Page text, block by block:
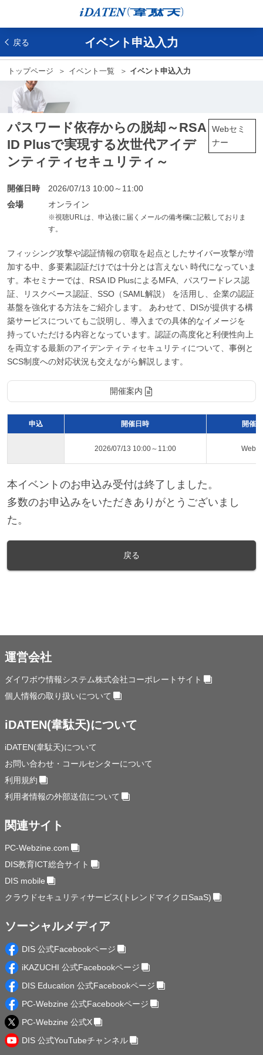
戻る イベント申込入力
トップページ イベント一覧 イベント申込入力
Webセミ
ナー
パスワード依存からの脱却～RSA
ID Plusで実現する次世代アイデ
ンティティセキュリティ～
開催日時
2026/07/13 10:00～11:00
会場
オンライン
※視聴URLは、申込後に届くメールの備考欄に記載しておりま
す。
フィッシング攻撃や認証情報の窃取を起点としたサイバー攻撃が増
加する中、多要素認証だけでは十分とは言えない 時代になっていま
す。本セミナーでは、RSA ID PlusによるMFA、パスワードレス認
証、リスクベース認証、SSO（SAML解説） を活用し、企業の認証
基盤を強化する方法をご紹介します。 あわせて、DISが提供する構
築サービスについてもご説明し、導入までの具体的なイメージを
持っていただける内容となっています。認証の高度化と利便性向上
を両立する最新のアイデンティティセキュリティについて、事例と
SCS制度への対応状況も交えながら解説します。
開催案内
申込 開催日時 開催
2026/07/13 10:00～11:00 Web
本イベントのお申込み受付は終了しました。
多数のお申込みをいただきありがとうございまし
た。
戻る
運営会社
ダイワボウ情報システム株式会社コーポレートサイト
個人情報の取り扱いについて
iDATEN(韋駄天)について
iDATEN(韋駄天)について
お問い合わせ・コールセンターについて
利用規約
利用者情報の外部送信について
関連サイト
PC-Webzine.com
DIS教育ICT総合サイト
DIS mobile
クラウドセキュリティサービス(トレンドマイクロSaaS)
ソーシャルメディア
DIS 公式Facebookページ
iKAZUCHI 公式Facebookページ
DIS Education 公式Facebookページ
PC-Webzine 公式Facebookページ
PC-Webzine 公式X
DIS 公式YouTubeチャンネル